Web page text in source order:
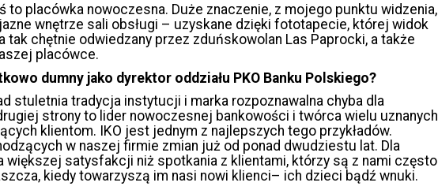
to placówka nowoczesna. Duże znaczenie, z mojego punktu widzenia,
wnętrze sali obsługi – uzyskane dzięki fototapecie, której widok
tak chętnie odwiedzany przez zduńskowolan Las Paprocki, a także
placówce.
dumny jako dyrektor oddziału PKO Banku Polskiego?
stuletnia tradycja instytucji i marka rozpoznawalna chyba dla
strony to lider nowoczesnej bankowości i twórca wielu uznanych
klientom. IKO jest jednym z najlepszych tego przykładów.
w naszej firmie zmian już od ponad dwudziestu lat. Dla
większej satysfakcji niż spotkania z klientami, którzy są z nami często
kiedy towarzyszą im nasi nowi klienci– ich dzieci bądź wnuki.